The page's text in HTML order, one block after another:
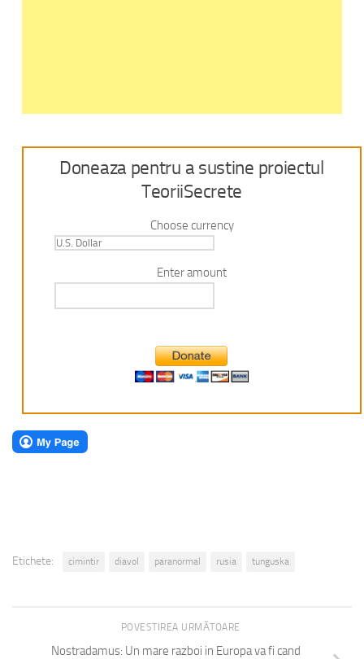
Doneaza pentru a sustine proiectul
TeoriiSecrete
Choose currency
Enter amount
Etichete: cimintir diavol paranormal rusia tunguska
POVESTIREA URMĂTOARE
Nostradamus: Un mare razboi in Europa va fi cand